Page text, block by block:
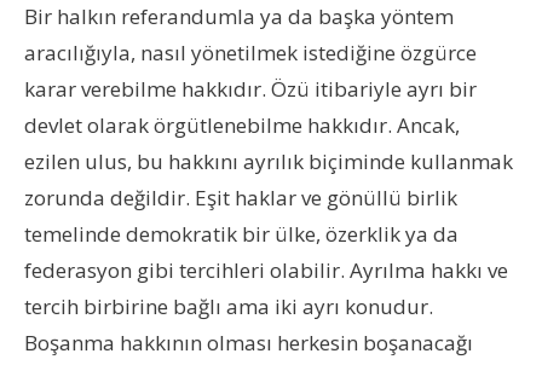
Bir halkın referandumla ya da başka yöntem
aracılığıyla, nasıl yönetilmek istediğine özgürce
karar verebilme hakkıdır. Özü itibariyle ayrı bir
devlet olarak örgütlenebilme hakkıdır. Ancak,
ezilen ulus, bu hakkını ayrılık biçiminde kullanmak
zorunda değildir. Eşit haklar ve gönüllü birlik
temelinde demokratik bir ülke, özerklik ya da
federasyon gibi tercihleri olabilir. Ayrılma hakkı ve
tercih birbirine bağlı ama iki ayrı konudur.
Boşanma hakkının olması herkesin boşanacağı